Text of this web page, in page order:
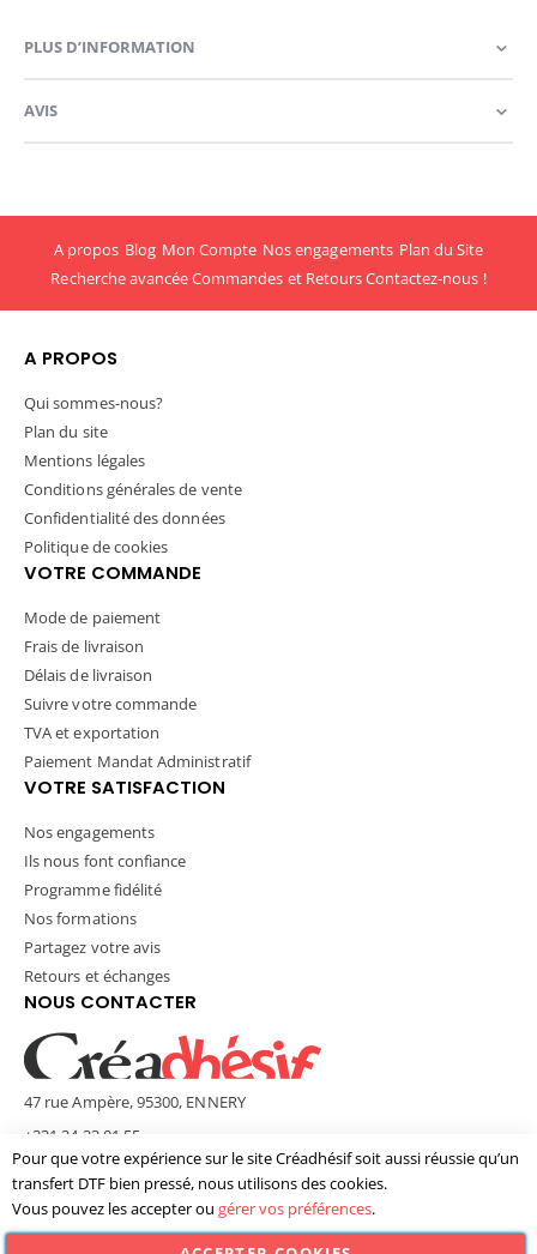
PLUS D’INFORMATION
AVIS
A propos Blog Mon Compte Nos engagements Plan du Site
Recherche avancéeCommandes et RetoursContactez-nous !
A PROPOS
Qui sommes-nous?
Plan du site
Mentions légales
Conditions générales de vente
Confidentialité des données
Politique de cookies
VOTRE COMMANDE
Mode de paiement
Frais de livraison
Délais de livraison
Suivre votre commande
TVA et exportation
Paiement Mandat Administratif
VOTRE SATISFACTION
Nos engagements
Ils nous font confiance
Programme fidélité
Nos formations
Partagez votre avis
Retours et échanges
NOUS CONTACTER
47 rue Ampère, 95300, ENNERY
+331 34 33 01 55
contact@creadhesif.com
Lun - Ven / 9h30 - 12h00 & 14h00 - 17h00
Pour que votre expérience sur le site Créadhésif soit aussi réussie qu’un
transfert DTF bien pressé, nous utilisons des cookies.
Vous pouvez les accepter ou gérer vos préférences.